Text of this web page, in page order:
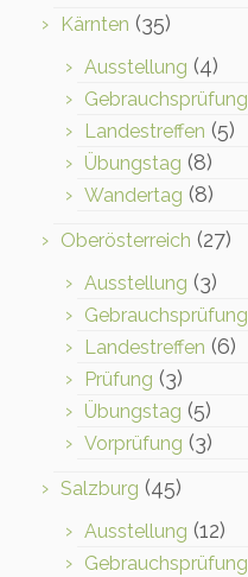
Kärnten (35)
Ausstellung (4)
Gebrauchsprüfung
Landestreffen (5)
Übungstag (8)
Wandertag (8)
Oberösterreich (27)
Ausstellung (3)
Gebrauchsprüfung
Landestreffen (6)
Prüfung (3)
Übungstag (5)
Vorprüfung (3)
Salzburg (45)
Ausstellung (12)
Gebrauchsprüfung